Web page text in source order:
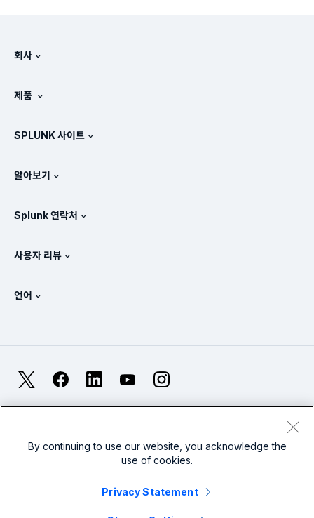
회사
Splunk의 비교 방식
뉴스룸
Splunk Protects
SURGe
제품
가격 체계
모든 제품 보기
SPLUNK 사이트
교육 및 인증
Splunk 스토어
알아보기
OpenTelemetry: 소개
SOC에 대한 메트릭
신뢰성 메트릭
2025년 IT 및 기술 지출
Splunk 연락처
사용자 리뷰
언어
Deutsch
Français
日本語
简体中文
FacebookLinkedIn YouTubeInstagram
웹 사이트 이용 약관
Modern Slavery
By continuing to use our website, you acknowledge the
use of cookies.
Privacy Statement